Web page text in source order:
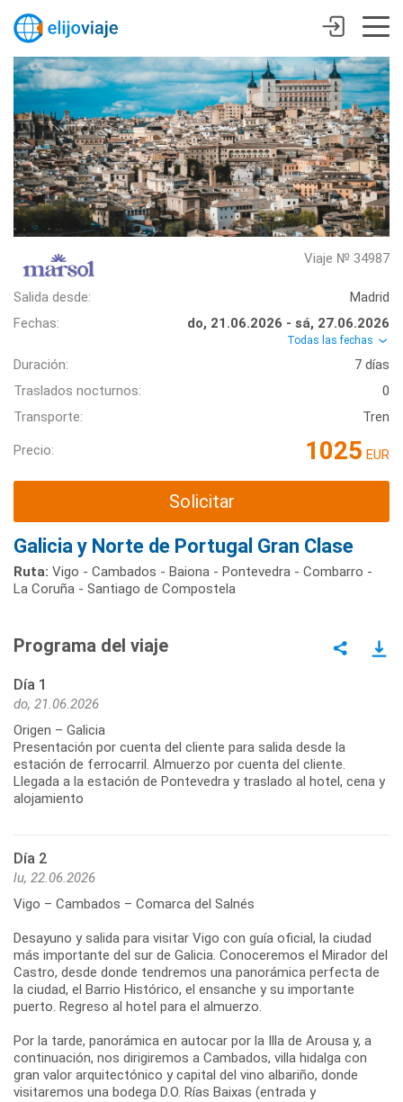
Viaje № 34987
Salida desde:
Madrid
Fechas:
do, 21.06.2026 - sá, 27.06.2026
Todas las fechas
Duración:
7 días
Traslados nocturnos:
0
Transporte:
Tren
Precio: 1025 EUR
Solicitar
Galicia y Norte de Portugal Gran Clase
Ruta: Vigo - Cambados - Baiona - Pontevedra - Combarro -
La Coruña - Santiago de Compostela
Programa del viaje
Día 1
do, 21.06.2026
Origen – Galicia
Presentación por cuenta del cliente para salida desde la
estación de ferrocarril. Almuerzo por cuenta del cliente.
Llegada a la estación de Pontevedra y traslado al hotel, cena y
alojamiento
Día 2
lu, 22.06.2026
Vigo – Cambados – Comarca del Salnés
Desayuno y salida para visitar Vigo con guía oficial, la ciudad
más importante del sur de Galicia. Conoceremos el Mirador del
Castro, desde donde tendremos una panorámica perfecta de
la ciudad, el Barrio Histórico, el ensanche y su importante
puerto. Regreso al hotel para el almuerzo.
Por la tarde, panorámica en autocar por la Illa de Arousa y, a
continuación, nos dirigiremos a Cambados, villa hidalga con
gran valor arquitectónico y capital del vino albariño, donde
visitaremos una bodega D.O. Rías Baixas (entrada y